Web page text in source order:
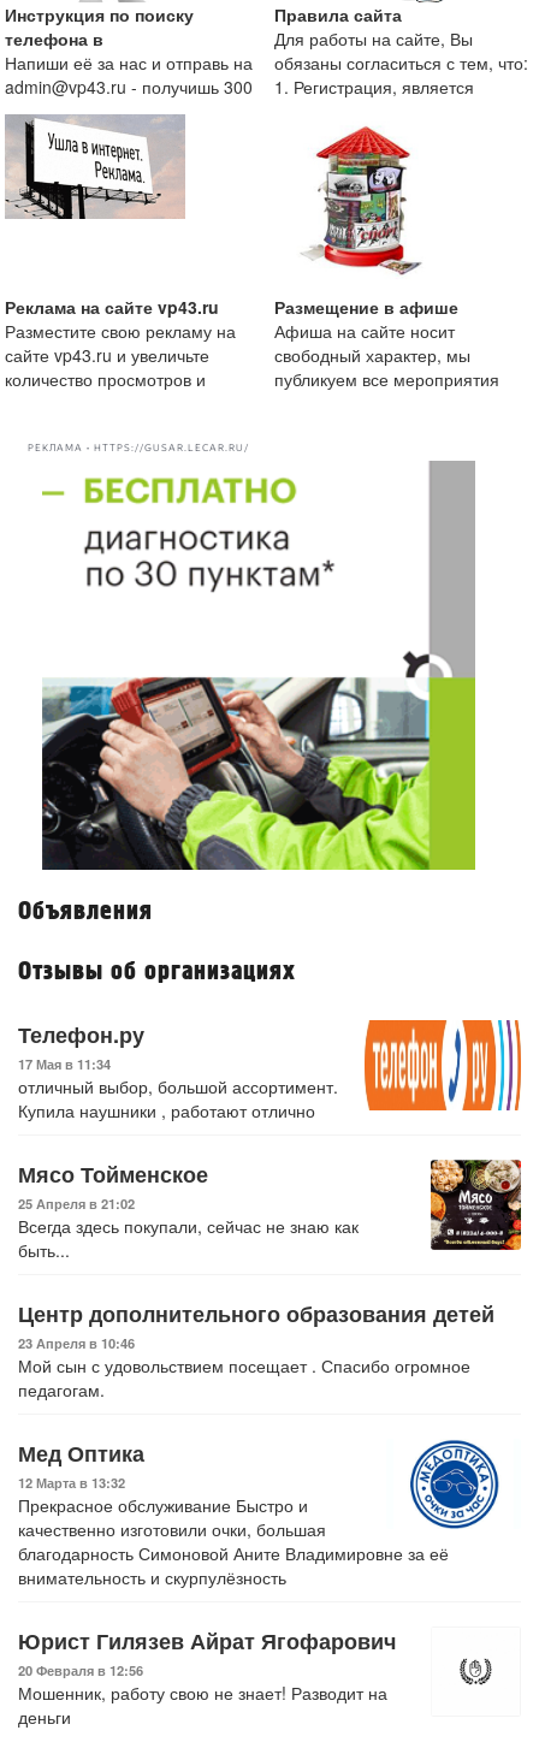
Инструкция по поиску
телефона в
Напиши её за нас и отправь на
admin@vp43.ru - получишь 300
рублей.
Правила сайта
Для работы на сайте, Вы
обязаны согласиться с тем, что:
1. Регистрация, является
Реклама на сайте vp43.ru
Разместите свою рекламу на
сайте vp43.ru и увеличьте
количество просмотров и
Размещение в афише
Афиша на сайте носит
свободный характер, мы
публикуем все мероприятия
РЕКЛАМА • HTTPS://GUSAR.LECAR.RU/
Объявления
Отзывы об организациях
Телефон.ру
17 Мая в 11:34
отличный выбор, большой ассортимент.
Купила наушники , работают отлично
Мясо Тойменское
25 Апреля в 21:02
Всегда здесь покупали, сейчас не знаю как
быть...
Центр дополнительного образования детей
23 Апреля в 10:46
Мой сын с удовольствием посещает . Спасибо огромное
педагогам.
Мед Оптика
12 Марта в 13:32
Прекрасное обслуживание Быстро и
качественно изготовили очки, большая
благодарность Симоновой Аните Владимировне за её
внимательность и скурпулёзность
Юрист Гилязев Айрат Ягофарович
20 Февраля в 12:56
Мошенник, работу свою не знает! Разводит на
деньги